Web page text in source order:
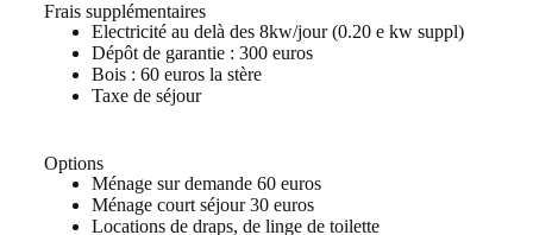
Frais supplémentaires
Electricité au delà des 8kw/jour (0.20 e kw suppl)
Dépôt de garantie : 300 euros
Bois : 60 euros la stère
Taxe de séjour
Options
Ménage sur demande 60 euros
Ménage court séjour 30 euros
Locations de draps, de linge de toilette